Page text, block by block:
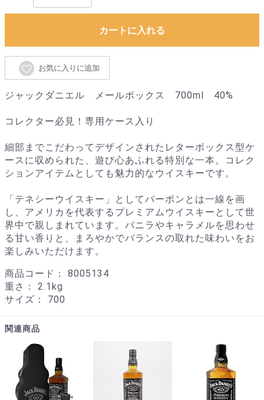
カートに入れる
お気に入りに追加
ジャックダニエル メールボックス 700ml 40%
コレクター必見！専用ケース入り
細部までこだわってデザインされたレターボックス型ケ
ースに収められた、遊び心あふれる特別な一本。コレク
ションアイテムとしても魅力的なウイスキーです。
「テネシーウイスキー」としてバーボンとは一線を画
し、アメリカを代表するプレミアムウイスキーとして世
界中で親しまれています。バニラやキャラメルを思わせ
る甘い香りと、まろやかでバランスの取れた味わいをお
楽しみいただけます。
商品コード： 8005134
重さ： 2.1kg
サイズ： 700
関連商品